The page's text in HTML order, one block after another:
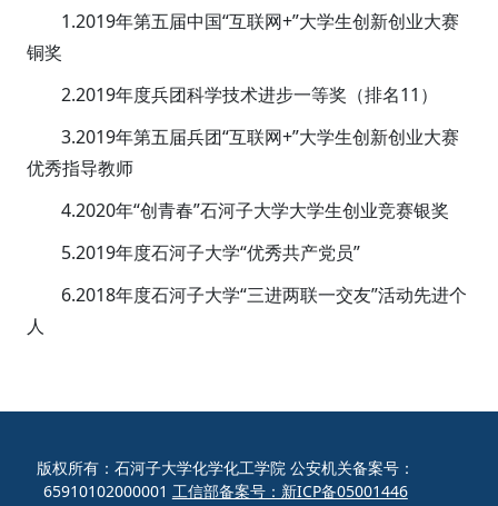
1.2019年第五届中国“互联网+”大学生创新创业大赛
铜奖
2.2019年度兵团科学技术进步一等奖（排名11）
3.2019年第五届兵团“互联网+”大学生创新创业大赛
优秀指导教师
4.2020年“创青春”石河子大学大学生创业竞赛银奖
5.2019年度石河子大学“优秀共产党员”
6.2018年度石河子大学“三进两联一交友”活动先进个
人
版权所有：石河子大学化学化工学院 公安机关备案号：
65910102000001 工信部备案号：新ICP备05001446